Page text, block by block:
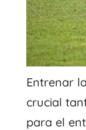
Entrenar
crucial
para el